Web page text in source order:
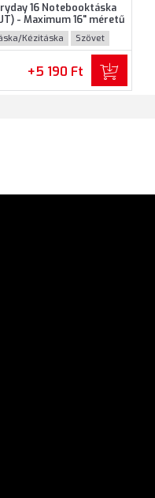
16 Notebooktáska
- Maximum 16" méretű
- Szürke színben
Kézitáska Szövet
+5 190 Ft